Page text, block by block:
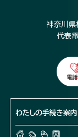
神奈川
代表
わたしの手続き案内